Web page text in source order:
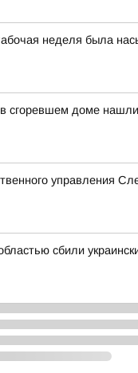
неделя была
в сгоревшем доме
управления
сбили